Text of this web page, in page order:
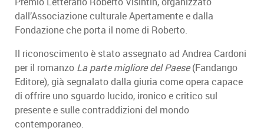
dall’Associazione culturale Apertamente e dalla
Fondazione che porta il nome di Roberto.
Il riconoscimento è stato assegnato ad Andrea Cardoni
per il romanzo La parte migliore del Paese(Fandango
Editore), già segnalato dalla giuria come opera capace
di offrire uno sguardo lucido, ironico e critico sul
presente e sulle contraddizioni del mondo
contemporaneo.